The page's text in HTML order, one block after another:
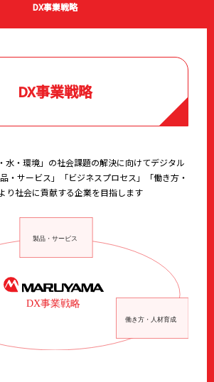
DX事業戦略
DX事業戦略
水・環境」の社会課題の解決に向けてデジタル
品・サービス」「ビジネスプロセス」「働き方・
り社会に貢献する企業を目指します